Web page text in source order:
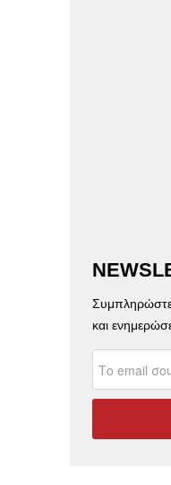
Συμπληρώστε
και